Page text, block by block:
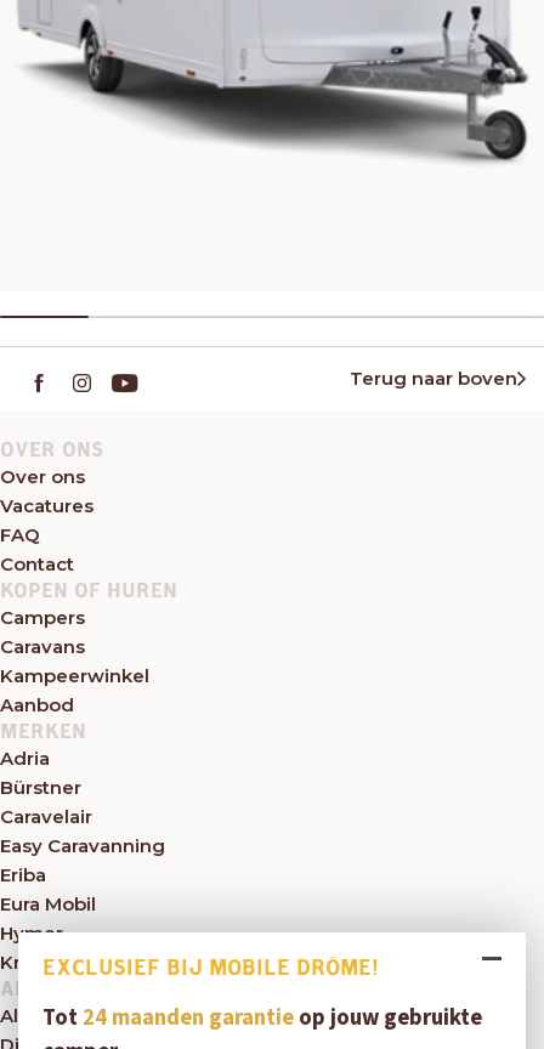
Terug naar boven
OVER ONS
Over ons
Vacatures
FAQ
Contact
KOPEN OF HUREN
Campers
Caravans
Kampeerwinkel
Aanbod
MERKEN
Adria
Bürstner
Caravelair
Easy Caravanning
Eriba
Eura Mobil
Hymer
Knaus
ALGEMEEN
Algemene voorwaarden
EXCLUSIEF BIJ MOBILE DRÔME!
Tot24 maanden garantieop jouw gebruikte